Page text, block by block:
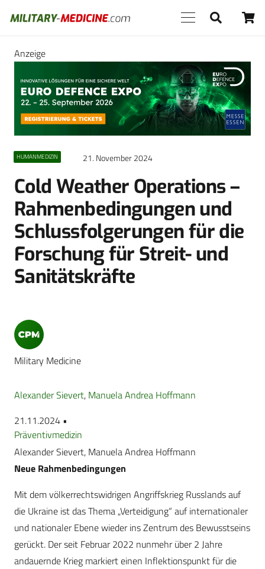
Anzeige
HUMANMEDIZIN 21. November 2024
Cold Weather Operations –
Rahmenbedingungen und
Schlussfolgerungen für die
Forschung für Streit- und
Sanitätskräfte
Military Medicine
Alexander Sievert, Manuela Andrea Hoffmann
21.11.2024 •
Präventivmedizin
Alexander Sievert, Manuela Andrea Hoffmann
Neue Rahmenbedingungen
Mit dem völkerrechtswidrigen Angriffskrieg Russlands auf
die Ukraine ist das Thema „Verteidigung“ auf internationaler
und nationaler Ebene wieder ins Zentrum des Bewusstseins
gerückt. Der seit Februar 2022 nunmehr über 2 Jahre
andauernde Krieg markiert einen Inflektionspunkt für die